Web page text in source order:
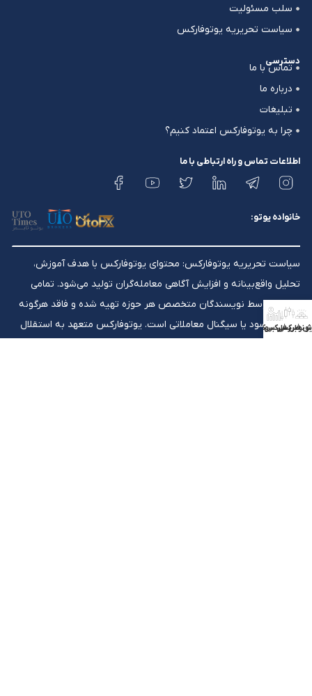
سلب مسئولیت
سیاست تحریریه یوتوفارکس
دسترسی
تماس با ما
درباره ما
تبلیغات
چرا به یوتوفارکس اعتماد کنیم؟
اطلاعات تماس و راه ارتباطی با ما
خانواده یوتو:
سیاست تحریریه یوتوفارکس: محتوای یوتوفارکس با هدف آموزش،
تحلیل واقع‌بینانه و افزایش آگاهی معامله‌گران تولید می‌شود. تمامی
مقالات توسط نویسندگان متخصص هر حوزه تهیه شده و فاقد هرگونه
تضمین سود یا سیگنال معاملاتی است. یوتوفارکس متعهد به استقلال
فارکس
بونوس فارکس
بررسی بروکرها